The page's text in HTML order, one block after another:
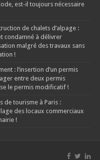
est-il toujours nécessaire
de chalets d’alpage :
condamné à délivrer
malgré des travaux sans
!
: l’insertion d’un permis
entre deux permis
le permis modificatif !
de tourisme à Paris :
des locaux commerciaux
!